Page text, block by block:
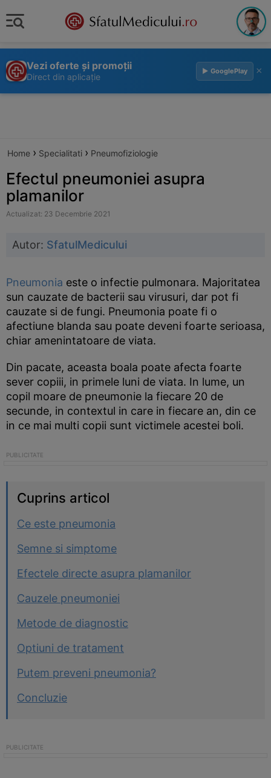
Vezi oferte și promoții
Direct din aplicație
▶ GooglePlay ×
Home › Specialitati › Pneumofiziologie
Efectul pneumoniei asupra
plamanilor
Actualizat: 23 Decembrie 2021
Autor: SfatulMedicului
Pneumonia este o infectie pulmonara. Majoritatea
sun cauzate de bacterii sau virusuri, dar pot fi
cauzate si de fungi. Pneumonia poate fi o
afectiune blanda sau poate deveni foarte serioasa,
chiar amenintatoare de viata.
Din pacate, aceasta boala poate afecta foarte
sever copiii, in primele luni de viata. In lume, un
copil moare de pneumonie la fiecare 20 de
secunde, in contextul in care in fiecare an, din ce
in ce mai multi copii sunt victimele acestei boli.
Cuprins articol
Ce este pneumonia
Semne si simptome
Efectele directe asupra plamanilor
Cauzele pneumoniei
Metode de diagnostic
Optiuni de tratament
Putem preveni pneumonia?
Concluzie